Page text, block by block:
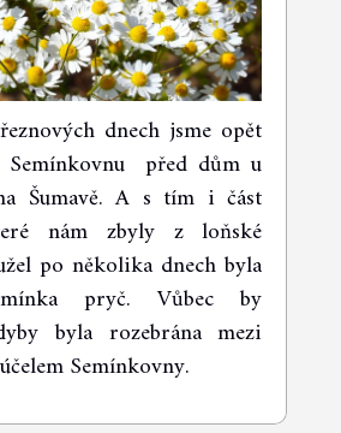
dnech jsme opět
před dům u
Šumavě. A s tím i část
nám zbyly z loňské
po několika dnech byla
pryč. Vůbec by
byla rozebrána mezi
Semínkovny.